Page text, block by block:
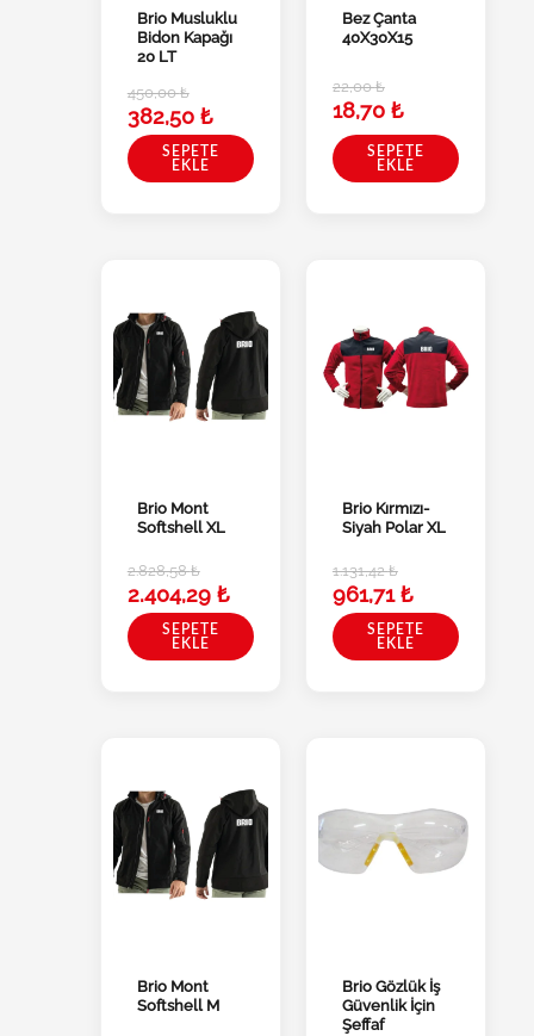
Brio Musluklu
Bidon Kapağı
20 LT
450,00₺
382,50 ₺
SEPETE
EKLE
Bez Çanta
40X30X15
22,00₺
18,70 ₺
SEPETE
EKLE
Brio Mont
Softshell XL
2.828,58₺
2.404,29 ₺
SEPETE
EKLE
Brio Kırmızı-
Siyah Polar XL
1.131,42₺
961,71₺
SEPETE
EKLE
Brio Mont
Softshell M
Brio Gözlük İş
Güvenlik İçin
Şeffaf